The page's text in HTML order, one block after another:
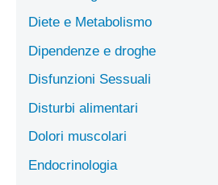
Diete e Metabolismo
Dipendenze e droghe
Disfunzioni Sessuali
Disturbi alimentari
Dolori muscolari
Endocrinologia